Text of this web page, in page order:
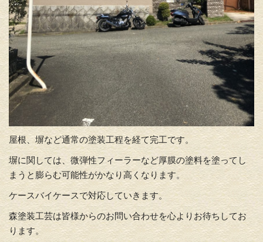
屋根、塀など通常の塗装工程を経て完工です。
塀に関しては、微弾性フィーラーなど厚膜の塗料を塗ってし
まうと膨らむ可能性がかなり高くなります。
ケースバイケースで対応していきます。
森塗装工芸は皆様からのお問い合わせを心よりお待ちしてお
ります。